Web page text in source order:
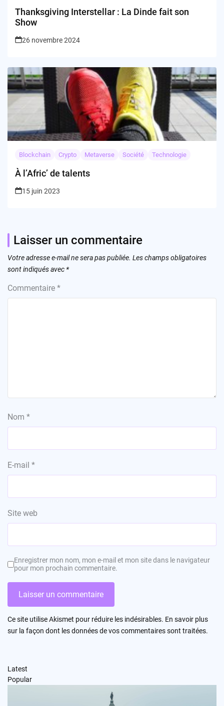
Thanksgiving Interstellar : La Dinde fait son
Show
26 novembre 2024
Blockchain Crypto Metaverse Société Technologie
À l’Afric’ de talents
15 juin 2023
Laisser un commentaire
Votre adresse e-mail ne sera pas publiée. Les champs obligatoires
sont indiqués avec *
Commentaire *
Nom *
E-mail *
Site web
Enregistrer mon nom, mon e-mail et mon site dans le navigateur
pour mon prochain commentaire.
Ce site utilise Akismet pour réduire les indésirables. En savoir plus
sur la façon dont les données de vos commentaires sont traitées.
Latest
Popular